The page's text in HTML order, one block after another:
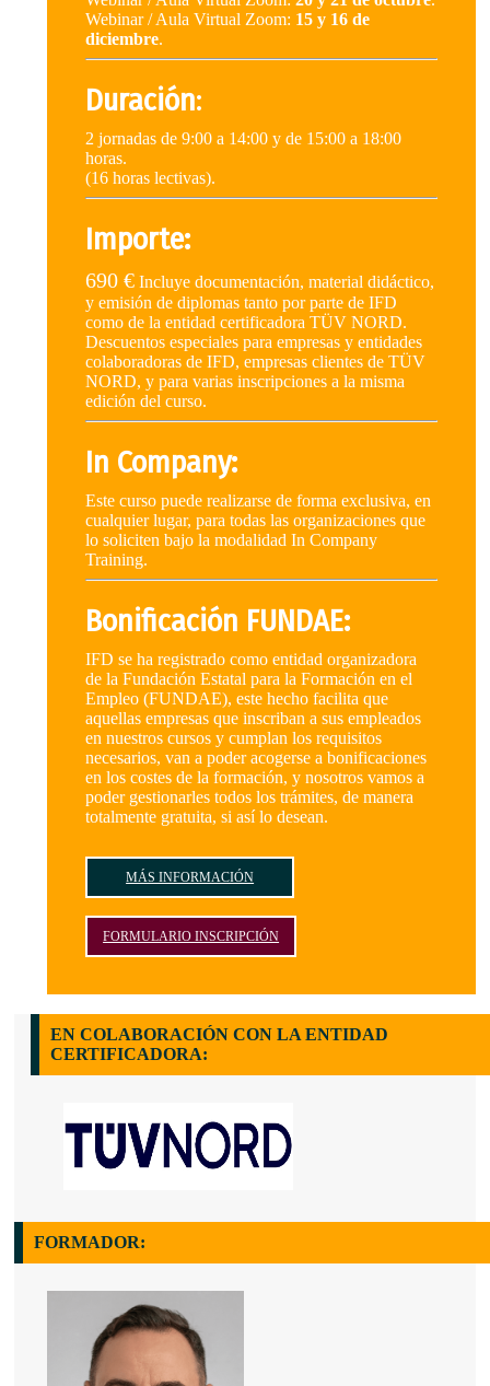
Webinar / Aula Virtual Zoom: 15 y 16 de
diciembre.
Duración:
2 jornadas de 9:00 a 14:00 y de 15:00 a 18:00
horas.
(16 horas lectivas).
Importe:
690 € Incluye documentación, material didáctico,
y emisión de diplomas tanto por parte de IFD
como de la entidad certificadora TÜV NORD.
Descuentos especiales para empresas y entidades
colaboradoras de IFD, empresas clientes de TÜV
NORD, y para varias inscripciones a la misma
edición del curso.
In Company:
Este curso puede realizarse de forma exclusiva, en
cualquier lugar, para todas las organizaciones que
lo soliciten bajo la modalidad In Company
Training.
Bonificación FUNDAE:
IFD se ha registrado como entidad organizadora
de la Fundación Estatal para la Formación en el
Empleo (FUNDAE), este hecho facilita que
aquellas empresas que inscriban a sus empleados
en nuestros cursos y cumplan los requisitos
necesarios, van a poder acogerse a bonificaciones
en los costes de la formación, y nosotros vamos a
poder gestionarles todos los trámites, de manera
totalmente gratuita, si así lo desean.
MÁS INFORMACIÓN
FORMULARIO INSCRIPCIÓN
EN COLABORACIÓN CON LA ENTIDAD
CERTIFICADORA:
FORMADOR: